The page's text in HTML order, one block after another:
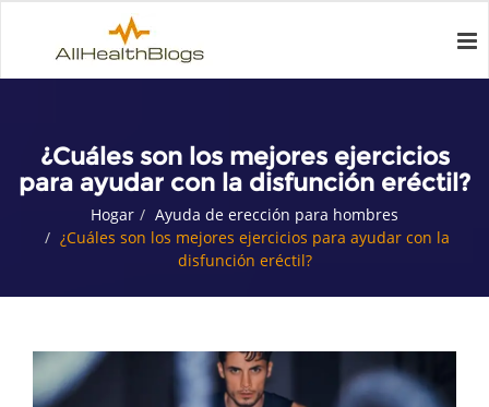
¿Cuáles son los mejores ejercicios
para ayudar con la disfunción eréctil?
Hogar
Ayuda de erección para hombres
¿Cuáles son los mejores ejercicios para ayudar con la
disfunción eréctil?